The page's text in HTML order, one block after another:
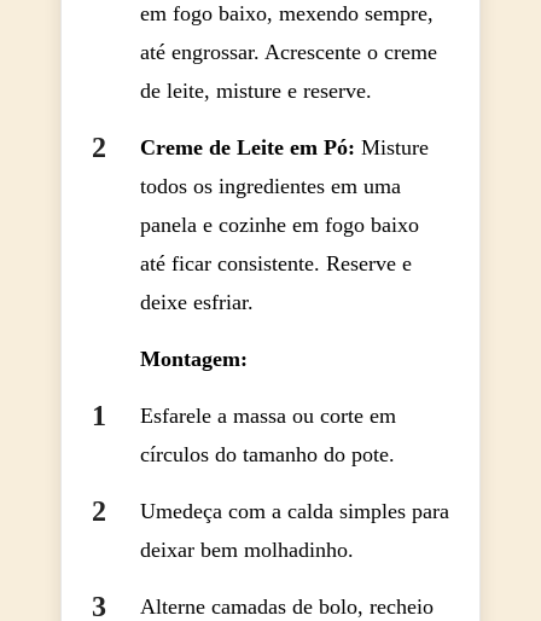
em fogo baixo, mexendo sempre,
até engrossar. Acrescente o creme
de leite, misture e reserve.
Creme de Leite em Pó: Misture
todos os ingredientes em uma
panela e cozinhe em fogo baixo
até ficar consistente. Reserve e
deixe esfriar.
Montagem:
Esfarele a massa ou corte em
círculos do tamanho do pote.
Umedeça com a calda simples para
deixar bem molhadinho.
Alterne camadas de bolo, recheio